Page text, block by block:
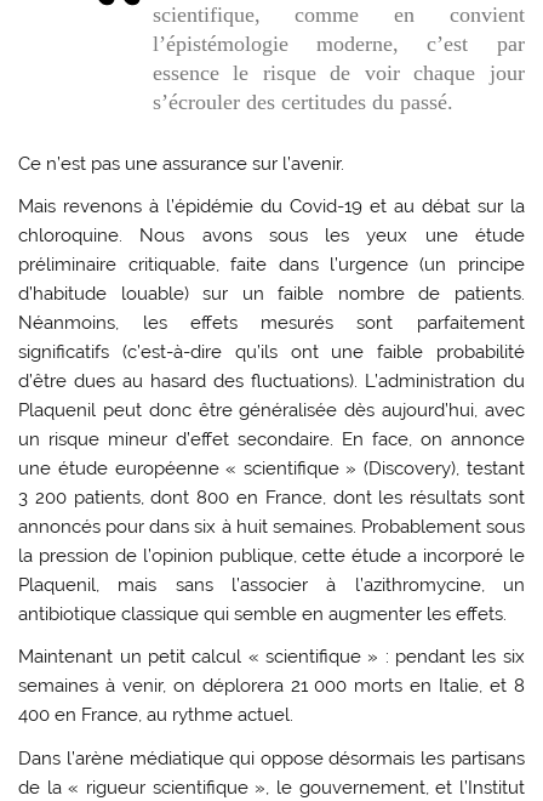
scientifique, comme en convient
l’épistémologie moderne, c’est par
essence le risque de voir chaque jour
s’écrouler des certitudes du passé.
Ce n’est pas une assurance sur l’avenir.
Mais revenons à l’épidémie du Covid-19 et au débat sur la
chloroquine. Nous avons sous les yeux une étude
préliminaire critiquable, faite dans l’urgence (un principe
d’habitude louable) sur un faible nombre de patients.
Néanmoins, les effets mesurés sont parfaitement
significatifs (c’est-à-dire qu’ils ont une faible probabilité
d’être dues au hasard des fluctuations). L’administration du
Plaquenil peut donc être généralisée dès aujourd’hui, avec
un risque mineur d’effet secondaire. En face, on annonce
une étude européenne « scientifique » (Discovery), testant
3 200 patients, dont 800 en France, dont les résultats sont
annoncés pour dans six à huit semaines. Probablement sous
la pression de l’opinion publique, cette étude a incorporé le
Plaquenil, mais sans l’associer à l’azithromycine, un
antibiotique classique qui semble en augmenter les effets.
Maintenant un petit calcul « scientifique » : pendant les six
semaines à venir, on déplorera 21 000 morts en Italie, et 8
400 en France, au rythme actuel.
Dans l’arène médiatique qui oppose désormais les partisans
de la « rigueur scientifique », le gouvernement, et l’Institut